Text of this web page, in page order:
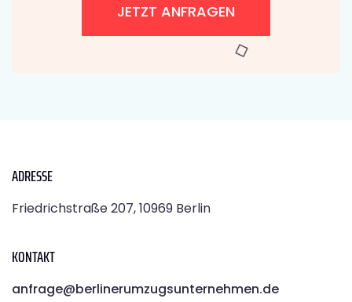
JETZT ANFRAGEN
ADRESSE
Friedrichstraße 207, 10969 Berlin
KONTAKT
anfrage@berlinerumzugsunternehmen.de